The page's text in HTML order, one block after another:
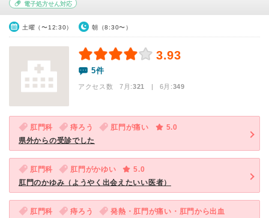
電子処方せん対応
土曜（〜12:30） 朝（8:30〜）
3.93
5件
アクセス数 7月:321 | 6月:349
肛門科 痔ろう 肛門が痛い
5.0
県外からの受診でした
肛門科 肛門がかゆい
5.0
肛門のかゆみ（ようやく出会えたいい医者）
肛門科 痔ろう
発熱・肛門が痛い・肛門から出血